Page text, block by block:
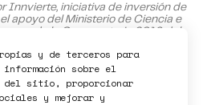
Innvierte, iniciativa de inversión de
apoyo del Ministerio de Ciencia e
de la Convocatoria 2019 del
cofinanciado por el Fondo
(FEDER) dentro del Programa
de Madrid 2021-2027.
y de terceros para
sobre el
del sitio, proporcionar
y mejorar y